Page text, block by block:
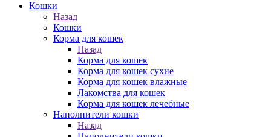
Кошки
Назад
Кошки
Корма для кошек
Назад
Корма для кошек
Корма для кошек сухие
Корма для кошек влажные
Лакомства для кошек
Корма для кошек лечебные
Наполнители кошки
Назад